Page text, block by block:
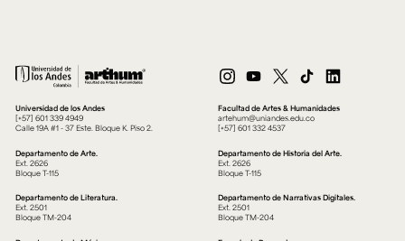
Universidad de los Andes
[+57] 601 339 4949
Calle 19A #1 - 37 Este. Bloque K. Piso 2.
Facultad de Artes & Humanidades
artehum@uniandes.edu.co
[+57] 601 332 4537
Departamento de Arte.
Ext. 2626
Bloque T-115
Departamento de Historia del Arte.
Ext. 2626
Bloque T-115
Departamento de Literatura.
Ext. 2501
Bloque TM-204
Departamento de Narrativas Digitales.
Ext. 2501
Bloque TM-204